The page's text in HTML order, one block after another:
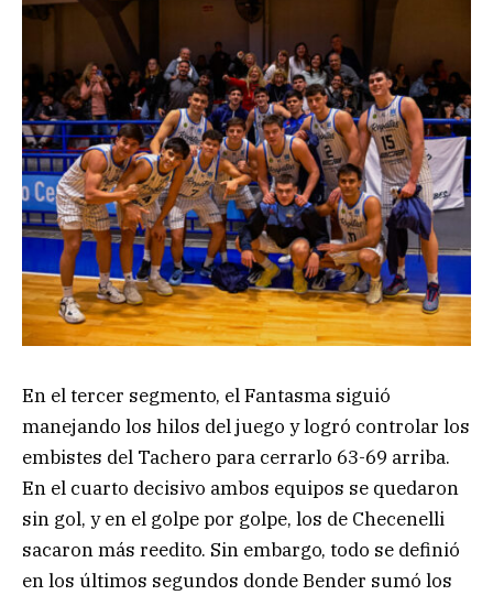
En el tercer segmento, el Fantasma siguió
manejando los hilos del juego y logró controlar los
embistes del Tachero para cerrarlo 63-69 arriba.
En el cuarto decisivo ambos equipos se quedaron
sin gol, y en el golpe por golpe, los de Checenelli
sacaron más reedito. Sin embargo, todo se definió
en los últimos segundos donde Bender sumó los